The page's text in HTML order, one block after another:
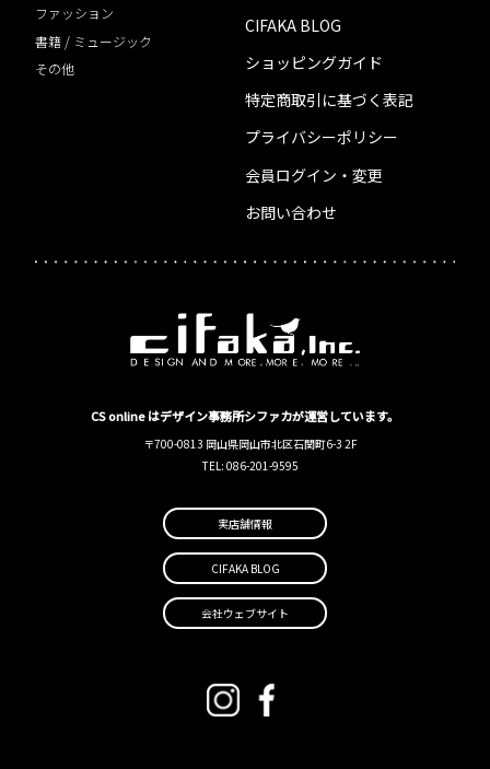
ファッション
書籍 / ミュージック
その他
CIFAKA BLOG
ショッピングガイド
特定商取引に基づく表記
プライバシーポリシー
会員ログイン・変更
お問い合わせ
CS online はデザイン事務所シファカが運営しています。
〒700-0813 岡山県岡山市北区石関町6-3 2F
TEL: 086-201-9595
実店舗情報
CIFAKA BLOG
会社ウェブサイト